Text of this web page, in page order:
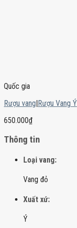
Quốc gia
Rượu vang|Rượu Vang Ý
650.000₫
Thông tin
Loại vang:
Vang đỏ
Xuất xứ:
Ý